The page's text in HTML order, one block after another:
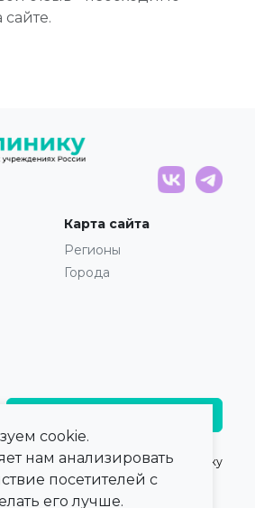
сайте.
Карта сайта
Регионы
Города
© 2021 — 2026,ПроКлинику
cookie.
нам анализировать
посетителей с
его лучше.